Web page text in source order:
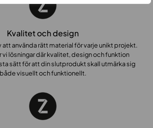
Kvalitet och design
att använda rätt material för varje unikt projekt.
vi lösningar där kvalitet, design och funktion
sätt för att din slutprodukt skall utmärka sig
både visuellt och funktionellt.